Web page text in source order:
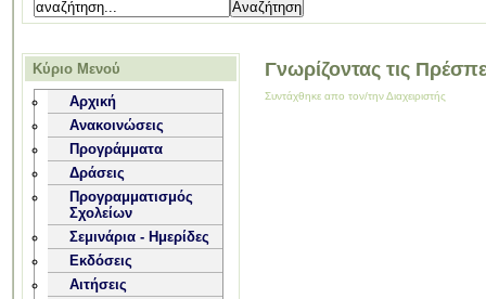
Κύριο Μενού
Αρχική
Ανακοινώσεις
Προγράμματα
Δράσεις
Προγραμματισμός
Σχολείων
Σεμινάρια - Ημερίδες
Εκδόσεις
Αιτήσεις
Γνωρίζοντας τις
Συντάχθηκε απο τον/την Διαχειριστής